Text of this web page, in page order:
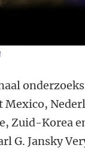
Mexico,
Zuid-Korea
G. Jansky